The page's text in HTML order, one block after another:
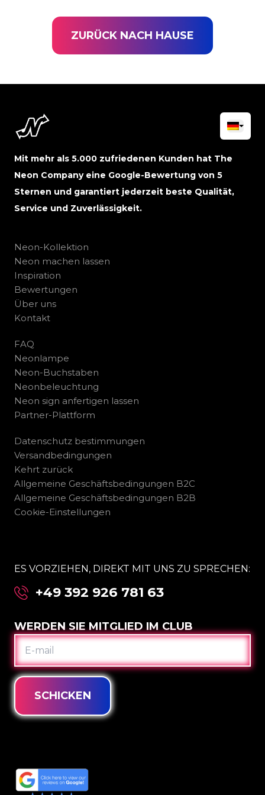
ZURÜCK NACH HAUSE
Mit mehr als 5.000 zufriedenen Kunden hat The
Neon Company eine Google-Bewertung von 5
Sternen und garantiert jederzeit beste Qualität,
Service und Zuverlässigkeit.
Neon-Kollektion
Neon machen lassen
Inspiration
Bewertungen
Über uns
Kontakt
FAQ
Neonlampe
Neon-Buchstaben
Neonbeleuchtung
Neon sign anfertigen lassen
Partner-Plattform
Datenschutz bestimmungen
Versandbedingungen
Kehrt zurück
Allgemeine Geschäftsbedingungen B2C
Allgemeine Geschäftsbedingungen B2B
Cookie-Einstellungen
ES VORZIEHEN, DIREKT MIT UNS ZU SPRECHEN:
+49 392 926 781 63
WERDEN SIE MITGLIED IM CLUB
E-
MAIL
SCHICKEN